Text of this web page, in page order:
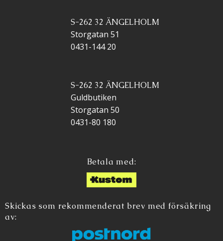
S-262 32 ÄNGELHOLM
Storgatan 51
0431-144 20
S-262 32 ÄNGELHOLM
Guldbutiken
Storgatan 50
0431-80 180
Betala med:
Skickas som rekommenderat brev med försäkring
av: